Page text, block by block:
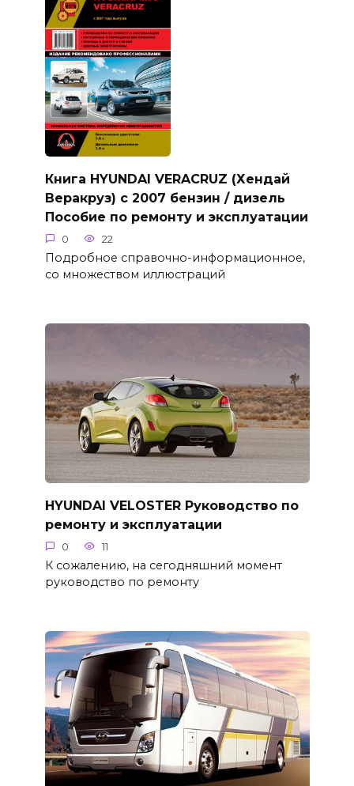
Книга HYUNDAI VERACRUZ (Хендай
Веракруз) с 2007 бензин / дизель
Пособие по ремонту и эксплуатации
0 22
Подробное справочно-информационное,
со множеством иллюстраций
HYUNDAI VELOSTER Руководство по
ремонту и эксплуатации
0 11
К сожалению, на сегодняшний момент
руководство по ремонту